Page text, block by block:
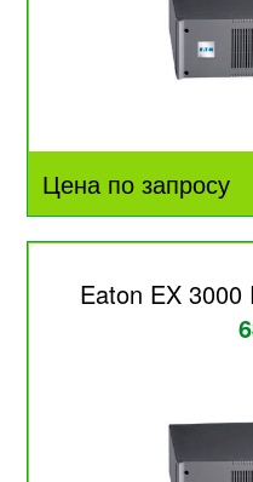
Цена по запросу
Eaton EX 3000